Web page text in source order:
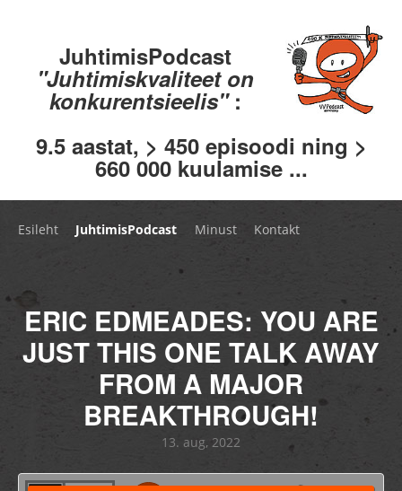
JuhtimisPodcast
"Juhtimiskvaliteet on
konkurentsieelis" :
9.5 aastat, > 450 episoodi ning >
660 000 kuulamise ...
Esileht JuhtimisPodcast Minust Kontakt
ERIC EDMEADES: YOU ARE
JUST THIS ONE TALK AWAY
FROM A MAJOR
BREAKTHROUGH!
13. aug, 2022